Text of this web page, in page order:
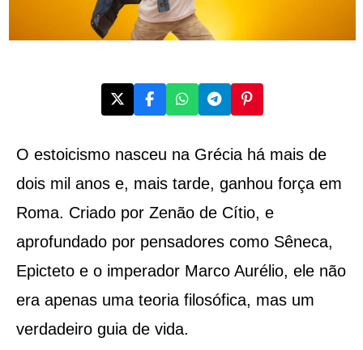
O estoicismo nasceu na Grécia há mais de
dois mil anos e, mais tarde, ganhou força em
Roma. Criado por Zenão de Cítio, e
aprofundado por pensadores como Sêneca,
Epicteto e o imperador Marco Aurélio, ele não
era apenas uma teoria filosófica, mas um
verdadeiro guia de vida.